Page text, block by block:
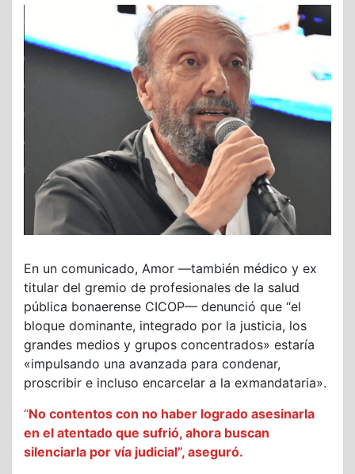
En un comunicado, Amor —también médico y ex
titular del gremio de profesionales de la salud
pública bonaerense CICOP— denunció que “el
bloque dominante, integrado por la justicia, los
grandes medios y grupos concentrados» estaría
«impulsando una avanzada para condenar,
proscribir e incluso encarcelar a la exmandataria».
“No contentos con no haber logrado asesinarla
en el atentado que sufrió, ahora buscan
silenciarla por vía judicial”, aseguró.